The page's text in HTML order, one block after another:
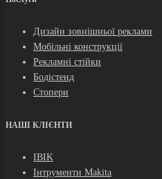
Дизайн зовнішньої реклами
Мобільні конструкції
Рекламні стійки
Бодістенд
Стопери
НАШІ КЛІЄНТИ
IBIK
Інтрументи Makita